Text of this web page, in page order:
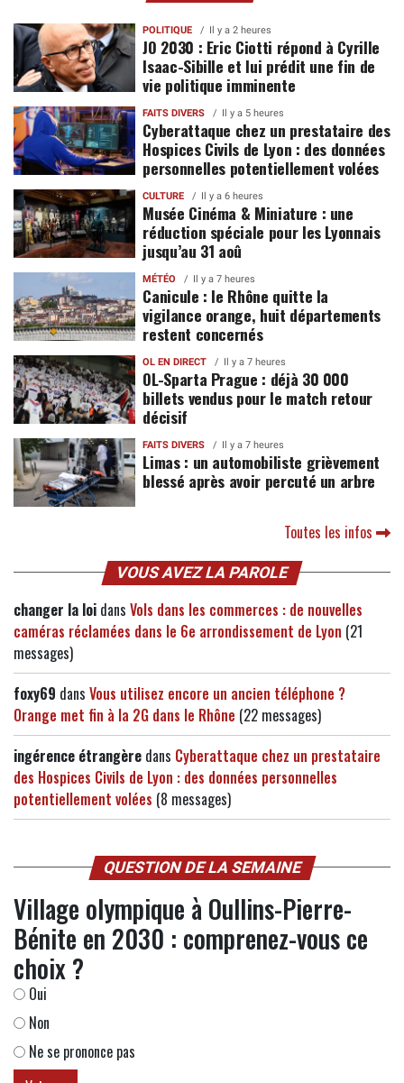
POLITIQUE Il y a 2 heures
JO 2030 : Eric Ciotti répond à Cyrille
Isaac-Sibille et lui prédit une fin de
vie politique imminente
FAITS DIVERS Il y a 5 heures
Cyberattaque chez un prestataire des
Hospices Civils de Lyon : des données
personnelles potentiellement volées
CULTURE Il y a 6 heures
Musée Cinéma & Miniature : une
réduction spéciale pour les Lyonnais
jusqu’au 31 aoû
MÉTÉO Il y a 7 heures
Canicule : le Rhône quitte la
vigilance orange, huit départements
restent concernés
OL EN DIRECT Il y a 7 heures
OL-Sparta Prague : déjà 30 000
billets vendus pour le match retour
décisif
FAITS DIVERS Il y a 7 heures
Limas : un automobiliste grièvement
blessé après avoir percuté un arbre
Toutes les infos
VOUS AVEZ LA PAROLE
changer la loi dans Vols dans les commerces : de nouvelles
caméras réclamées dans le 6e arrondissement de Lyon (21
messages)
foxy69 dans Vous utilisez encore un ancien téléphone ?
Orange met fin à la 2G dans le Rhône (22 messages)
ingérence étrangère dans Cyberattaque chez un prestataire
des Hospices Civils de Lyon : des données personnelles
potentiellement volées (8 messages)
QUESTION DE LA SEMAINE
Village olympique à Oullins-Pierre-
Bénite en 2030 : comprenez-vous ce
choix ?
Oui
Non
Ne se prononce pas